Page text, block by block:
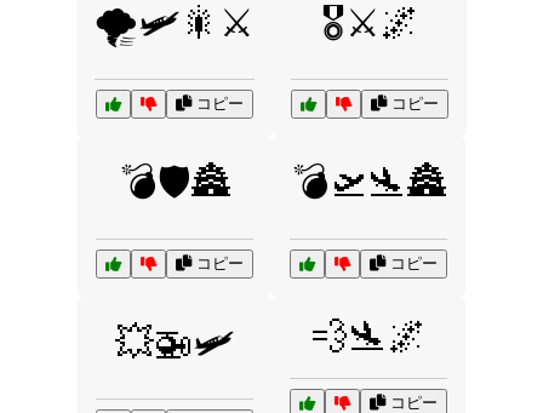
🌪️🛩️🎇⚔️
コピー
🎖️⚔️🌌
コピー
💣🛡️🏯
コピー
💣🛫🛬🏯
コピー
💥🚁🛩️ 💨🛬🌌
コピー